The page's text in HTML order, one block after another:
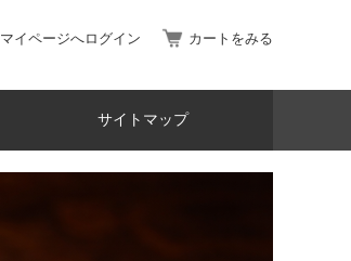
マイページへログイン カートをみる
サイトマップ